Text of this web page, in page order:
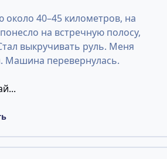
около 40–45 километров, на
на встречную полосу,
выкручивать руль. Меня
Машина перевернулась.